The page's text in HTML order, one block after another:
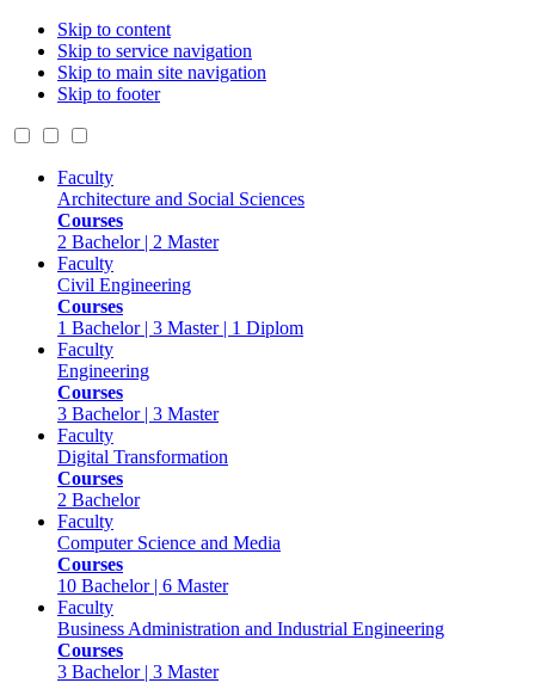
Skip to content
Skip to service navigation
Skip to main site navigation
Skip to footer
Faculty
Architecture and Social Sciences
Courses
2 Bachelor | 2 Master
Faculty
Civil Engineering
Courses
1 Bachelor | 3 Master | 1 Diplom
Faculty
Engineering
Courses
3 Bachelor | 3 Master
Faculty
Digital Transformation
Courses
2 Bachelor
Faculty
Computer Science and Media
Courses
10 Bachelor | 6 Master
Faculty
Business Administration and Industrial Engineering
Courses
3 Bachelor | 3 Master